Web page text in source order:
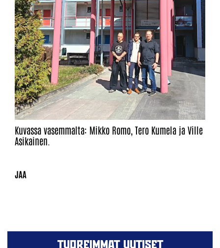
Kuvassa vasemmalta: Mikko Romo, Tero Kumela ja Ville
Asikainen.
TUOREIMMAT UUTISET